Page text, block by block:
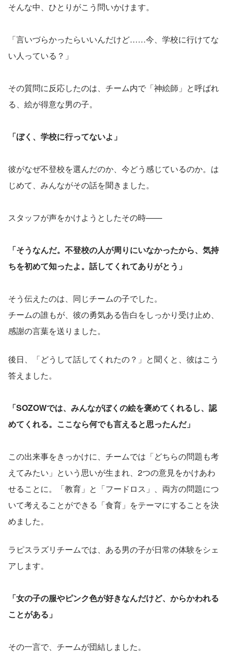
そんな中、ひとりがこう問いかけます。
「言いづらかったらいいんだけど……今、学校に行けてな
い人っている？」
その質問に反応したのは、チーム内で「神絵師」と呼ばれ
る、絵が得意な男の子。
「ぼく、学校に行ってないよ」
彼がなぜ不登校を選んだのか、今どう感じているのか。は
じめて、みんながその話を聞きました。
スタッフが声をかけようとしたその時——
「そうなんだ。不登校の人が周りにいなかったから、気持
ちを初めて知ったよ。話してくれてありがとう」
そう伝えたのは、同じチームの子でした。
チームの誰もが、彼の勇気ある告白をしっかり受け止め、
感謝の言葉を送りました。
後日、「どうして話してくれたの？」と聞くと、彼はこう
答えました。
「SOZOWでは、みんながぼくの絵を褒めてくれるし、認
めてくれる。ここなら何でも言えると思ったんだ」
この出来事をきっかけに、チームでは「どちらの問題も考
えてみたい」という思いが生まれ、2つの意見をかけあわ
せることに。「教育」と「フードロス」、両方の問題につ
いて考えることができる「食育」をテーマにすることを決
めました。
ラピスラズリチームでは、ある男の子が日常の体験をシェ
アします。
「女の子の服やピンク色が好きなんだけど、からかわれる
ことがある」
その一言で、チームが団結しました。